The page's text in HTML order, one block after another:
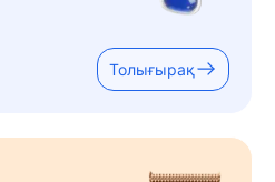
Толығырақ